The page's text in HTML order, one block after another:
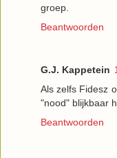
groep.
Beantwoorden
G.J. Kappetein
Als zelfs Fidesz
"nood" blijkbaar
Beantwoorden